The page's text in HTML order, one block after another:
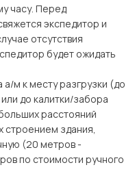
часу. Перед
экспедитор и
отсутствия
будет ожидать
м к месту разгрузки (до
до калитки/забора
расстояний
строением здания,
(20 метров -
по стоимости ручного